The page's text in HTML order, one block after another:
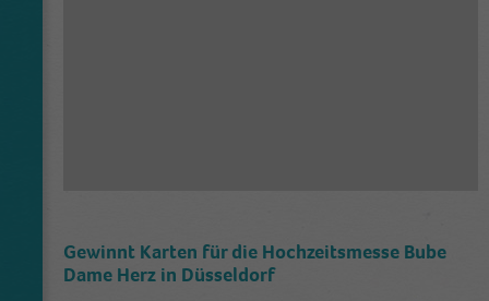
Gewinnt Karten für die Hochzeitsmesse Bube
Dame Herz in Düsseldorf